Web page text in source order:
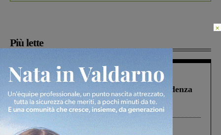
Più lette
Figline Incisa Valdarno 1 Agosto 2026
Piscina di Figline finanziata oltre la scadenza
Pnrr, il gruppo di Fratelli d’Italia: “Un
ringraziamento al Governo”
Cronaca 3 Agosto 2026
×